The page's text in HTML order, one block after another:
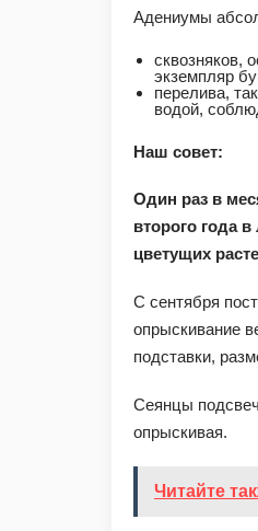
Адениумы
сквозняков,
экземпляр
перелива,
водой,
Наш совет:
Один раз в
второго года
цветущих
С сентября
опрыскивание
подставки,
Сеянцы
опрыскивая.
Читайте